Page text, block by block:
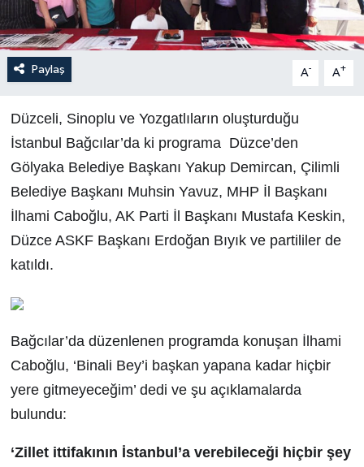
Paylaş A- A+
Düzceli, Sinoplu ve Yozgatlıların oluşturduğu
İstanbul Bağcılar’da ki programa Düzce’den
Gölyaka Belediye Başkanı Yakup Demircan, Çilimli
Belediye Başkanı Muhsin Yavuz, MHP İl Başkanı
İlhami Caboğlu, AK Parti İl Başkanı Mustafa Keskin,
Düzce ASKF Başkanı Erdoğan Bıyık ve partililer de
katıldı.
Bağcılar’da düzenlenen programda konuşan İlhami
Caboğlu, ‘Binali Bey’i başkan yapana kadar hiçbir
yere gitmeyeceğim’ dedi ve şu açıklamalarda
bulundu:
‘Zillet ittifakının İstanbul’a verebileceği hiçbir şey